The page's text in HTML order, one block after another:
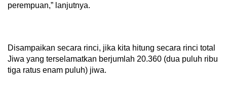
perempuan,” lanjutnya.
Disampaikan secara rinci, jika kita hitung secara rinci total
Jiwa yang terselamatkan berjumlah 20.360 (dua puluh ribu
tiga ratus enam puluh) jiwa.